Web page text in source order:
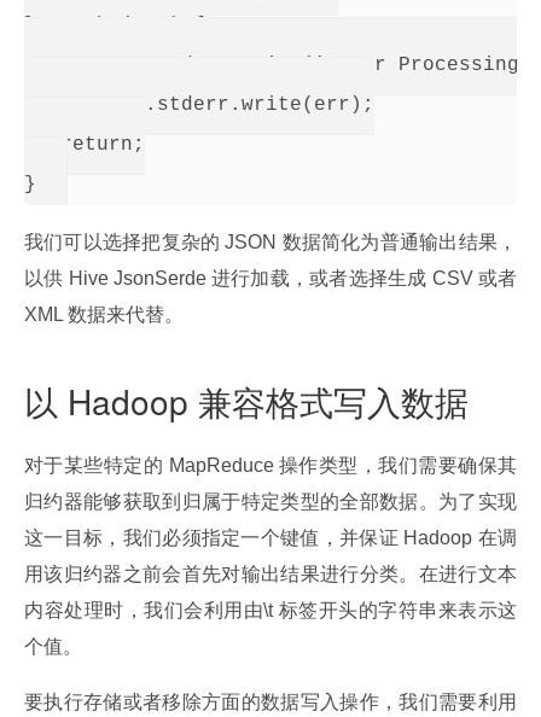
process.stderr.write('Error Processing
   process.stderr.write(err);
   return;
我们可以选择把复杂的 JSON 数据简化为普通输出结果，
以供 Hive JsonSerde 进行加载，或者选择生成 CSV 或者
XML 数据来代替。
以 Hadoop 兼容格式写入数据
对于某些特定的 MapReduce 操作类型，我们需要确保其
归约器能够获取到归属于特定类型的全部数据。为了实现
这一目标，我们必须指定一个键值，并保证 Hadoop 在调
用该归约器之前会首先对输出结果进行分类。在进行文本
内容处理时，我们会利用由\t 标签开头的字符串来表示这
个值。
要执行存储或者移除方面的数据写入操作，我们需要利用